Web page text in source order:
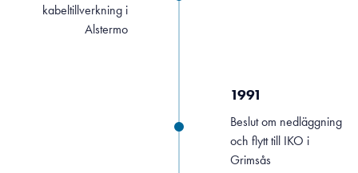
kabeltillverkning i
Alstermo
1991
Beslut om nedläggning
och flytt till IKO i
Grimsås